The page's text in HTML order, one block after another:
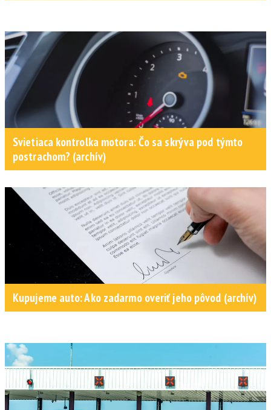
Svietiaca kontrolka motora: Čo sa skrýva pod týmto
postrachom? (archív)
Kupujeme auto: Ako zadarmo overiť jeho pôvod (archív)